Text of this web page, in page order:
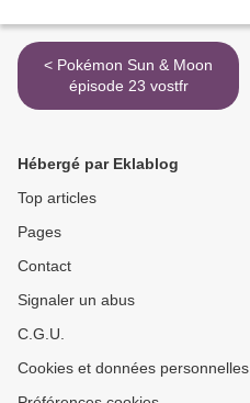
< Pokémon Sun & Moon
épisode 23 vostfr
Hébergé par Eklablog
Top articles
Pages
Contact
Signaler un abus
C.G.U.
Cookies et données personnelles